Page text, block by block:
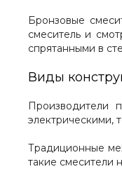
Бронзовые
смеситель и
спрятанными в
Виды
Производители
электрическими,
Традиционные
такие смесители